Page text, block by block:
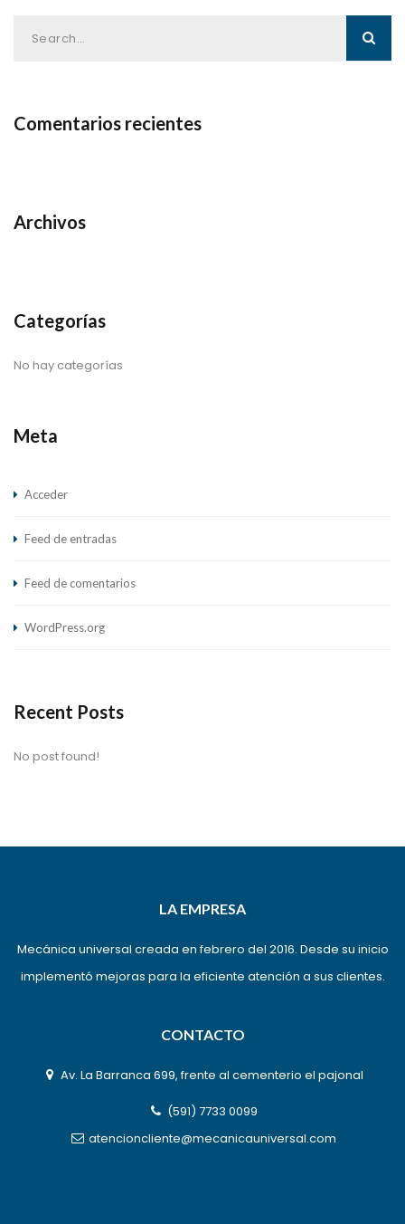
Comentarios recientes
Archivos
Categorías
No hay categorías
Meta
Acceder
Feed de entradas
Feed de comentarios
WordPress.org
Recent Posts
No post found!
LA EMPRESA
Mecánica universal creada en febrero del 2016. Desde su inicio
implementó mejoras para la eficiente atención a sus clientes.
CONTACTO
Av. La Barranca 699, frente al cementerio el pajonal
(591) 7733 0099
atencioncliente@mecanicauniversal.com